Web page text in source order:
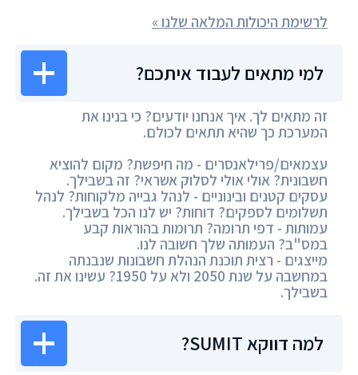
לרשימת היכולות המלאה שלנו »
למי מתאים לעבוד איתכם?
זה מתאים לך. איך אנחנו יודעים? כי בנינו את
המערכת כך שהיא תתאים לכולם.
עצמאים/פרילאנסרים - מה חיפשת? מקום להוציא
חשבונית? אולי אולי לסלוק אשראי? זה בשבילך.
עסקים קטנים ובינוניים - לנהל גבייה מלקוחות? לנהל
תשלומים לספקים? דוחות? יש לנו הכל בשבילך.
עמותות - דפי תרומה? תרומות בהוראות קבע
במס"ב? העמותה שלך חשובה לנו.
מייצגים - רצית תוכנת הנהלת חשבונות שנבנתה
במחשבה על שנת 2050 ולא על 1950? עשינו את זה.
בשבילך.
למה דווקא SUMIT?